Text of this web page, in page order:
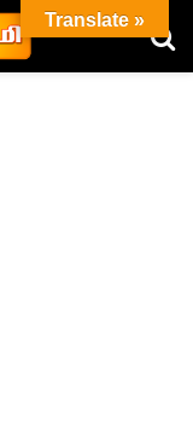
Translate »